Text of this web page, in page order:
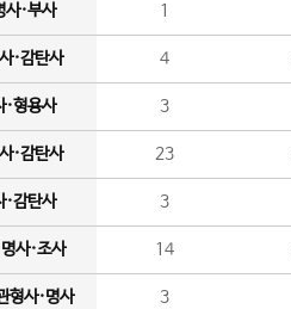
사·부사 1
·감탄사 4
·형용사 3
·감탄사 23
·감탄사 3
사·조사 14
형사·명사 3